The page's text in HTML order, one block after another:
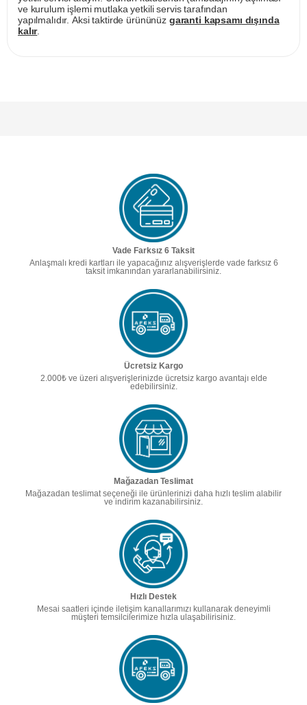
ve kurulum işlemi mutlaka yetkili servis tarafından
yapılmalıdır. Aksi taktirde ürününüz garanti kapsamı dışında
kalır.
Vade Farksız 6 Taksit
Anlaşmalı kredi kartları ile yapacağınız alışverişlerde vade farksız 6
taksit imkanından yararlanabilirsiniz.
Ücretsiz Kargo
2.000₺ ve üzeri alışverişlerinizde ücretsiz kargo avantajı elde
edebilirsiniz.
Mağazadan Teslimat
Mağazadan teslimat seçeneği ile ürünlerinizi daha hızlı teslim alabilir
ve indirim kazanabilirsiniz.
Hızlı Destek
Mesai saatleri içinde iletişim kanallarımızı kullanarak deneyimli
müşteri temsilcilerimize hızla ulaşabilirisiniz.